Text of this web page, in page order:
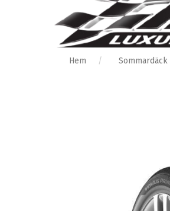
Hem Sommardäck